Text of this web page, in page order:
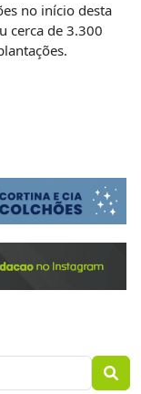
no início desta
cerca de 3.300